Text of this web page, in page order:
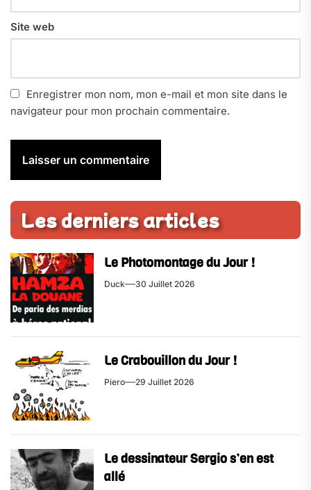
Site web
Enregistrer mon nom, mon e-mail et mon site dans le
navigateur pour mon prochain commentaire.
Les derniers articles
Le Photomontage du Jour !
Duck 30 Juillet 2026
Le Crabouillon du Jour !
Piero 29 Juillet 2026
Le dessinateur Sergio s’en est
allé